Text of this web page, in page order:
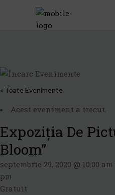
« Toate Evenimente
Acest eveniment a trecut.
Expoziția De
Bloom”
septembrie 29, 2020 @ 10:00 am
pm
Gratuit